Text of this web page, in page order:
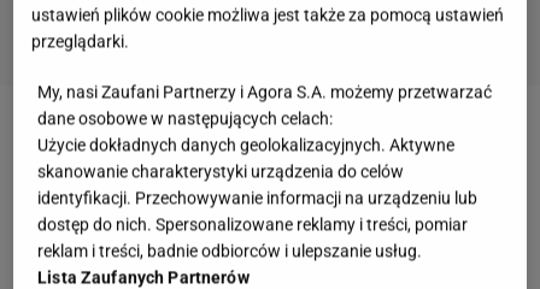
Ten quiz logiczny zmusi Cię do myślenia. Wynik
3/8 to powód do dumy
Quiz - o tych zawodach nawet nie słyszałeś.
Wiesz, kim był retman?
ustawień plików cookie możliwa jest także za pomocą ustawień
przeglądarki.
My, nasi Zaufani Partnerzy i Agora S.A. możemy przetwarzać
dane osobowe w następujących celach:
Użycie dokładnych danych geolokalizacyjnych. Aktywne
skanowanie charakterystyki urządzenia do celów
identyfikacji. Przechowywanie informacji na urządzeniu lub
dostęp do nich. Spersonalizowane reklamy i treści, pomiar
reklam i treści, badnie odbiorców i ulepszanie usług.
Lista Zaufanych Partnerów